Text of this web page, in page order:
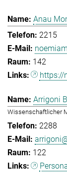
Anau
2215
142
https://
Arrigoni
Wissenschaftlicher
2288
122